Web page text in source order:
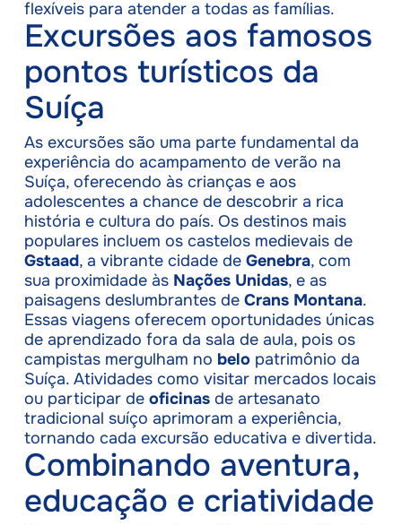
flexíveis para atender a todas as famílias.
Excursões aos famosos
pontos turísticos da
Suíça
As excursões são uma parte fundamental da
experiência do acampamento de verão na
Suíça, oferecendo às crianças e aos
adolescentes a chance de descobrir a rica
história e cultura do país. Os destinos mais
populares incluem os castelos medievais de
Gstaad, a vibrante cidade de Genebra, com
sua proximidade às Nações Unidas, e as
paisagens deslumbrantes de Crans Montana.
Essas viagens oferecem oportunidades únicas
de aprendizado fora da sala de aula, pois os
campistas mergulham no belopatrimônio da
Suíça. Atividades como visitar mercados locais
ou participar de oficinasde artesanato
tradicional suíço aprimoram a experiência,
tornando cada excursão educativa e divertida.
Combinando aventura,
educação e criatividade